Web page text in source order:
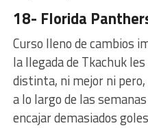
18- Florida
Curso lleno de cambios
la llegada de Tkachuk
distinta, ni mejor ni
a lo largo de las
encajar demasiados